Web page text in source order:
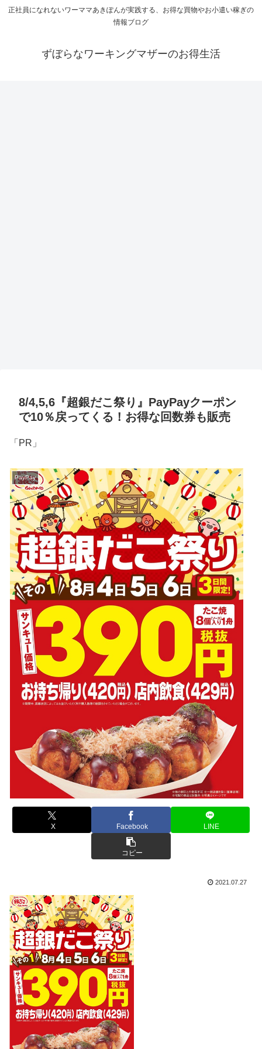
正社員になれないワーママあきぽんが実践する、お得な買物やお小遣い稼ぎの
情報ブログ
ずぼらなワーキングマザーのお得生活
8/4,5,6『超銀だこ祭り』PayPayクーポン
で10％戻ってくる！お得な回数券も販売
「PR」
PayPay
X Facebook LINE
コピー
2021.07.27